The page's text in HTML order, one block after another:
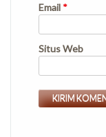
Email *
Situs Web